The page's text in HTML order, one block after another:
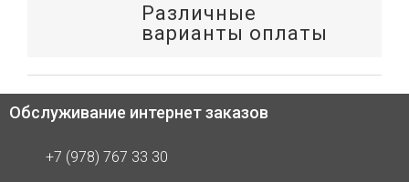
Различные
варианты оплаты
Обслуживание интернет заказов
+7 (978) 767 33 30